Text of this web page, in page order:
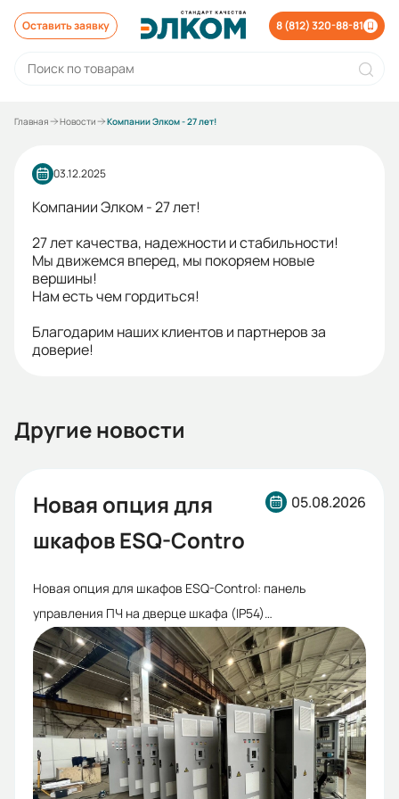
Оставить заявку 8 (812) 320-88-81
Главная Новости Компании Элком - 27 лет!
03.12.2025
Компании Элком - 27 лет!
27 лет качества, надежности и стабильности!
Мы движемся вперед, мы покоряем новые
вершины!
Нам есть чем гордиться!
Благодарим наших клиентов и партнеров за
доверие!
Другие новости
Новая опция для
шкафов ESQ-Contro
05.08.2026
Новая опция для шкафов ESQ-Control: панель
управления ПЧ на дверце шкафа (IP54)
Для шкафов управления электродвигателями с
частотным преобразователем ESQ-Control стала
доступна новая дополнительная опция — вынос панели
управления частотного преобразователя на дверцу
шкафа с сохранением степени защиты IP54.
Что это дает: